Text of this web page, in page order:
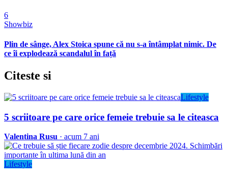
6
Showbiz
Plin de sânge, Alex Stoica spune că nu s-a întâmplat nimic. De
ce îi explodează scandalul în față
Citeste si
Lifestyle
5 scriitoare pe care orice femeie trebuie sa le citeasca
Valentina Rusu · acum 7 ani
Lifestyle